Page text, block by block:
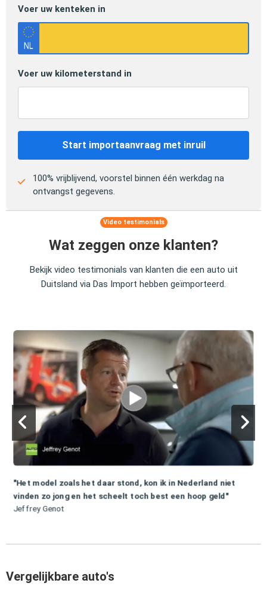
Voer uw kenteken in
Voer uw kilometerstand in
Start importaanvraag met inruil
100% vrijblijvend, voorstel binnen één werkdag na
ontvangst gegevens.
Video testimonials
Wat zeggen onze klanten?
Bekijk video testimonials van klanten die een auto uit
Duitsland via Das Import hebben geïmporteerd.
"Het model zoals het daar stond, kon ik in Nederland niet
vinden zo jong en het scheelt toch best een hoop geld"
Jeffrey Genot
Vergelijkbare auto's